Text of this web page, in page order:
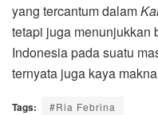
yang tercantum dalam
tetapi juga menunjukkan
Indonesia pada suatu
ternyata juga kaya
Tags: #Ria Febrina